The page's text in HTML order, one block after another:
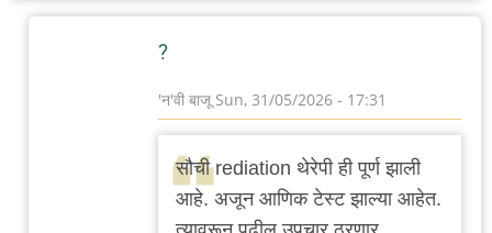
?
'न'वी बाजूSun, 31/05/2026 - 17:31
reply
to
सौची rediation थेरेपी ही पूर्ण झाली
आहे. अजून आणिक टेस्ट झाल्या आहेत.